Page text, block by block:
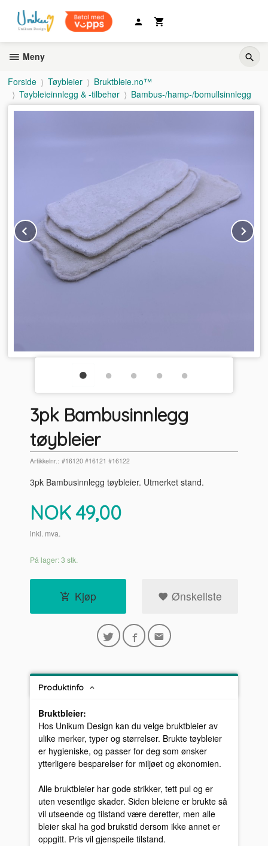
innholdet
Meny
Forside Tøybleier
Bruktbleie.no™
Tøybleieinnlegg & -tilbehør
Bambus-/hamp-/bomullsinnlegg
Prev
3pk Bambusinnlegg
tøybleier
Artikkelnr.: #16120 #16121 #16122
3pk Bambusinnlegg tøybleier. Utmerket stand.
Pris
NOK49,00
inkl. mva.
På lager: 3 stk.
Kjøp Ønskeliste
Produktinfo
Bruktbleier:
Hos Unikum Design kan du velge bruktbleier av
ulike merker, typer og størrelser. Brukte tøybleier
er hygieniske, og passer for deg som ønsker
ytterligere besparelser for miljøet og økonomien.
Alle bruktbleier har gode strikker, tett pul og er
uten vesentlige skader. Siden bleiene er brukte så
vil utseende og tilstand være deretter, men alle
bleier skal ha god brukstid dersom ikke annet er
oppgitt. Pris vil gjenspeile tilstand.